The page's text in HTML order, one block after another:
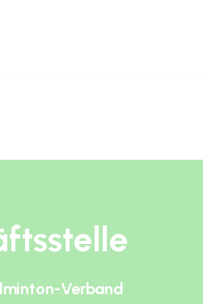
Verband